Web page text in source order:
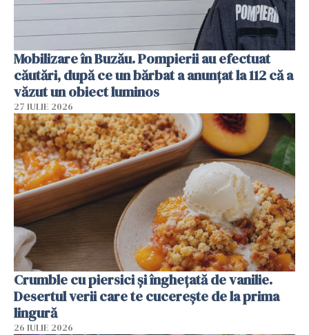
Mobilizare în Buzău. Pompierii au efectuat
căutări, după ce un bărbat a anunțat la 112 că a
văzut un obiect luminos
27 IULIE 2026
Crumble cu piersici și înghețată de vanilie.
Desertul verii care te cucerește de la prima
lingură
26 IULIE 2026